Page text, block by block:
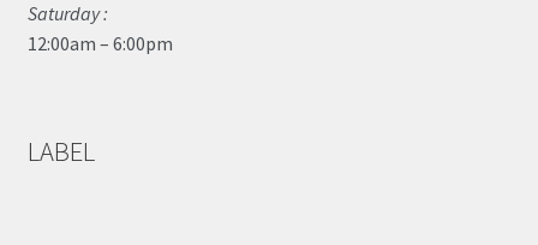
Saturday :
12:00am – 6:00pm
LABEL